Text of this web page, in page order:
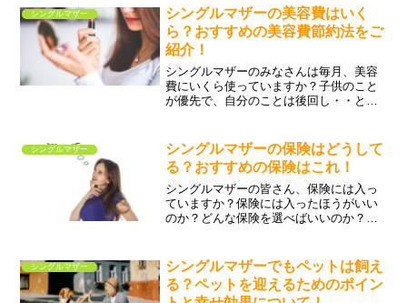
いけ子供との時間も大事にしたい・・と
お悩みの方に、シングルマザーでもでき
るお勧めの副業をご紹介します。
シングルマザー
シングルマザーの美容費はいく
ら？おすすめの美容費節約法をご
紹介！
シングルマザーのみなさんは毎月、美容
費にいくら使っていますか？子供のこと
が優先で、自分のことは後回し・・とな
もお金もない！という皆さん。久々に鏡
でよくよく自分の顔を見てみたら・・あ
れ？私老けた？！なんてことになる前
に、対策をしましょう。
シングルマザー
シングルマザーの保険はどうして
る？おすすめの保険はこれ！
シングルマザーの皆さん、保険には入っ
ていますか？保険には入ったほうがいい
のか？どんな保険を選べばいいのか？と
ったら子どもたちの生活はどうなるの
か・・と私も不安でいっぱいでした。シ
ングルマザーは公的な助成制度が充実し
シングルマザー
シングルマザーでもペットは飼え
る？ペットを迎えるためのポイン